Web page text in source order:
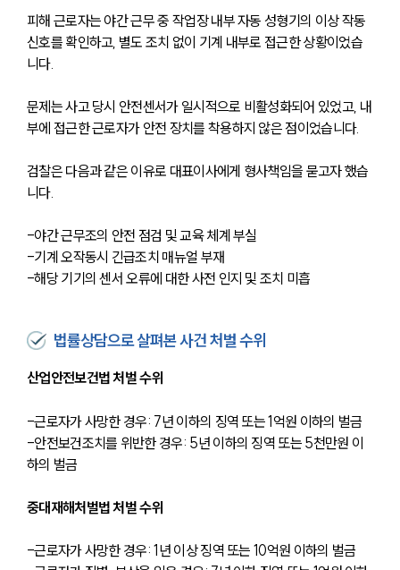
피해 근로자는 야간 근무 중 작업장 내부 자동 성형기의 이상 작동
신호를 확인하고, 별도 조치 없이 기계 내부로 접근한 상황이었습
니다.
문제는 사고 당시 안전센서가 일시적으로 비활성화되어 있었고, 내
부에 접근한 근로자가 안전 장치를 착용하지 않은 점이었습니다.
검찰은 다음과 같은 이유로 대표이사에게 형사책임을 묻고자 했습
니다.
-야간 근무조의 안전 점검 및 교육 체계 부실
-기계 오작동시 긴급조치 매뉴얼 부재
-해당 기기의 센서 오류에 대한 사전 인지 및 조치 미흡
법률상담으로 살펴본 사건 처벌 수위
산업안전보건법 처벌 수위
-근로자가 사망한 경우: 7년 이하의 징역 또는 1억원 이하의 벌금
-안전보건조치를 위반한 경우: 5년 이하의 징역 또는 5천만원 이
하의 벌금
중대재해처벌법 처벌 수위
-근로자가 사망한 경우: 1년 이상 징역 또는 10억원 이하의 벌금